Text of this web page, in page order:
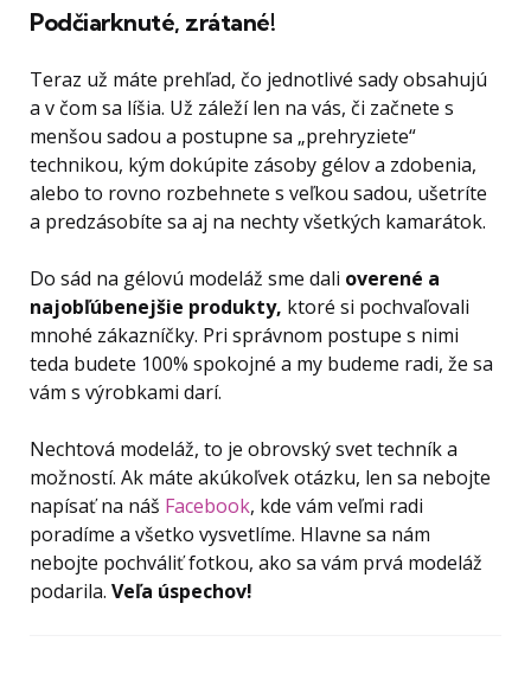
Podčiarknuté, zrátané!
Teraz už máte prehľad, čo jednotlivé sady obsahujú
a v čom sa líšia. Už záleží len na vás, či začnete s
menšou sadou a postupne sa „prehryziete“
technikou, kým dokúpite zásoby gélov a zdobenia,
alebo to rovno rozbehnete s veľkou sadou, ušetríte
a predzásobíte sa aj na nechty všetkých kamarátok.
Do sád na gélovú modeláž sme dali overené a
najobľúbenejšie produkty, ktoré si pochvaľovali
mnohé zákazníčky. Pri správnom postupe s nimi
teda budete 100% spokojné a my budeme radi, že sa
vám s výrobkami darí.
Nechtová modeláž, to je obrovský svet techník a
možností. Ak máte akúkoľvek otázku, len sa nebojte
napísať na náš Facebook, kde vám veľmi radi
poradíme a všetko vysvetlíme. Hlavne sa nám
nebojte pochváliť fotkou, ako sa vám prvá modeláž
podarila. Veľa úspechov!